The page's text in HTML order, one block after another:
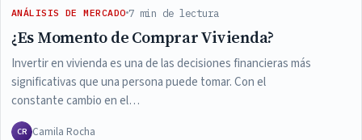
ANÁLISIS DE MERCADO 7 min de lectura
¿Es Momento de Comprar Vivienda?
Invertir en vivienda es una de las decisiones financieras más
significativas que una persona puede tomar. Con el
constante cambio en el…
CR Camila Rocha